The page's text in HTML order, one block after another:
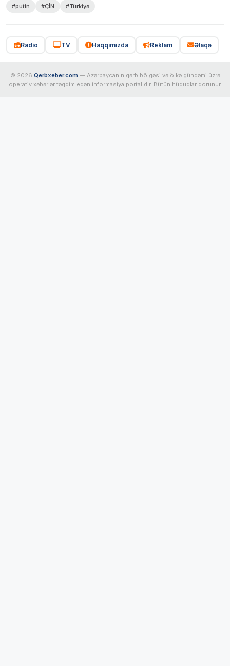
#putin #ÇİN #Türkiyə
Radio TV Haqqımızda Reklam Əlaqə
© 2026 Qerbxeber.com — Azərbaycanın qərb bölgəsi və ölkə gündəmi üzrə
operativ xəbərlər təqdim edən informasiya portalıdır. Bütün hüquqlar qorunur.